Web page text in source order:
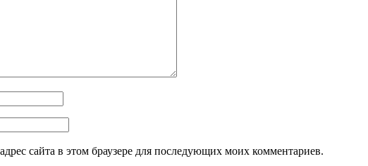
сайта в этом браузере для последующих моих комментариев.